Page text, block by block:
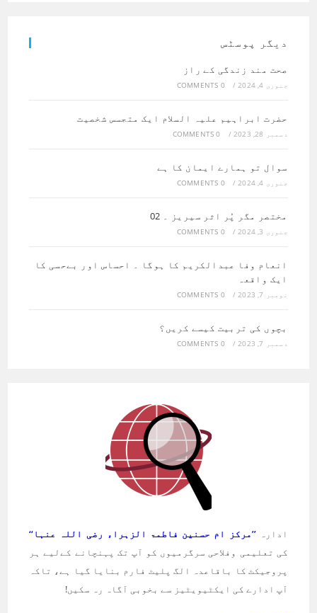
دیگر پوسٹس
صحت مند زندگی کے راز
جنوری 4, 2024 /
0 COMMENTS
حضرت ابراہیم علیہ السلام ایک متجسس شخصیت
دسمبر 28, 2023 /
0 COMMENTS
سوال تو ہمارے ایمان کا ہے
جنوری 4, 2024 /
0 COMMENTS
مختصر مگر پُر اثر سیریز ۔ 02
جنوری 3, 2024 /
0 COMMENTS
انعام وفا عبدالکریم کا ہوگا ۔ احساس اور بےحسی کا
ایک واقعہ
نومبر 7, 2023 /
0 COMMENTS
بچوں کی تربیت کیسے کریں؟
دسمبر 7, 2023 /
0 COMMENTS
ادارہ’’مرکز ام حسنین فاطمۃ الزہراء رضی اللہ عنہا‘‘
کی تعلیمی وفلاحی سرگرمیوں کو آپ تک پہنچانے کےلیے ہر
پروجیکٹ کا باقاعدہ الگ پلیٹ فارم بنایا گیا ہے، تاکہ
آپ ادارے کی ایکٹیویٹیز سے بخوبی آگاہ رہ سکیں!